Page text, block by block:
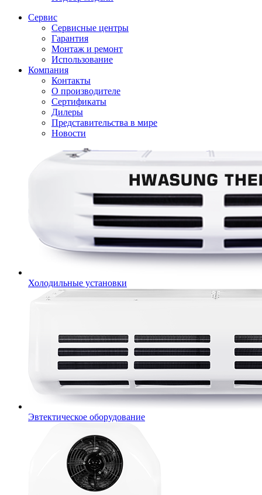
Сервис
Сервисные центры
Гарантия
Монтаж и ремонт
Использование
Компания
Контакты
О производителе
Сертификаты
Дилеры
Представительства в мире
Новости
Холодильные установки
Эвтектическое оборудование